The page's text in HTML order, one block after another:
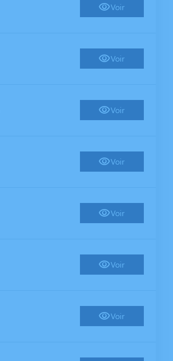
Voir
Voir
Voir
Voir
Voir
Voir
Voir